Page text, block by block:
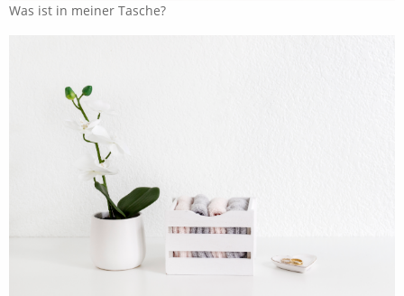
Was ist in meiner Tasche?